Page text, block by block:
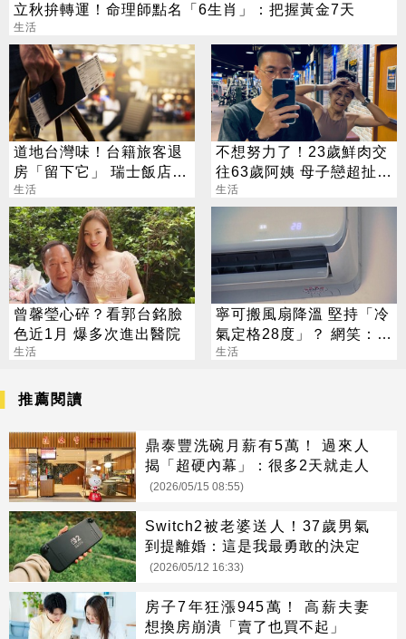
立秋拚轉運！命理師點名「6生肖」：把握黃金7天
生活
道地台灣味！台籍旅客退
房「留下它」 瑞士飯店員
工吃上癮
生活
不想努力了！23歲鮮肉交
往63歲阿姨 母子戀超扯真
相曝
生活
曾馨瑩心碎？看郭台銘臉
色近1月 爆多次進出醫院
生活
寧可搬風扇降溫 堅持「冷
氣定格28度」？ 網笑：全
台長輩通病
生活
推薦閱讀
鼎泰豐洗碗月薪有5萬！ 過來人
揭「超硬內幕」：很多2天就走人
(2026/05/15 08:55)
Switch2被老婆送人！37歲男氣
到提離婚：這是我最勇敢的決定
(2026/05/12 16:33)
房子7年狂漲945萬！ 高薪夫妻
想換房崩潰「賣了也買不起」